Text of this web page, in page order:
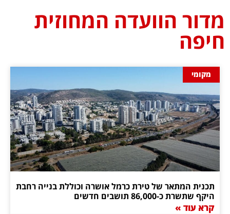
מדור הוועדה המחוזית
חיפה
מקומי
תכנית המתאר של טירת כרמל אושרה וכוללת בנייה רחבת
היקף שתשרת כ-86,000 תושבים חדשים
קרא עוד »